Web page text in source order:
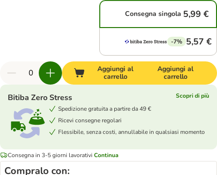
Consegna singola 5,99 €
-7% 5,57 €
Aggiungi al
carrello
Aggiungi al
carrello
Bitiba Zero Stress
Scopri di più
Spedizione gratuita a partire da 49 €
Ricevi consegne regolari
Flessibile, senza costi, annullabile in qualsiasi momento
Consegna in 3-5 giorni lavorativi Continua
Compralo con: